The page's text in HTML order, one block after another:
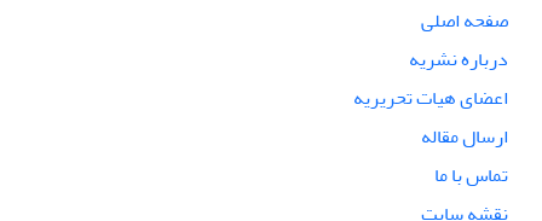
صفحه اصلی
درباره نشریه
اعضای هیات تحریریه
ارسال مقاله
تماس با ما
نقشه سایت